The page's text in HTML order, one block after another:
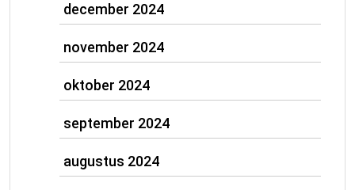
december 2024
november 2024
oktober 2024
september 2024
augustus 2024